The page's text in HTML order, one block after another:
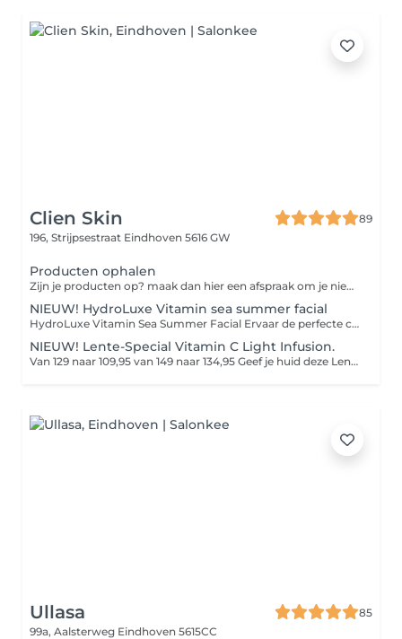
Clien Skin
89
196, Strijpsestraat Eindhoven 5616 GW
Producten ophalen
Zijn je producten op? maak dan hier een afspraak om je nieuwe producten weer op te komen halen.
NIEUW! HydroLuxe Vitamin sea summer facial
HydroLuxe Vitamin Sea Summer Facial Ervaar de perfecte combinatie van luxe, ontspanning en huidverbetering. De HydroLuxe Vitamin Sea Summer Facial is speciaal ontwikkeld om je huid tijdens de zomer intens te hydrateren, te beschermen en een prachtige, gezonde glow te geven. Met krachtige vitamine C, zuurstof, antioxidanten en verkoelende cryoglobes wordt de huid gevoed, gekalmeerd en gestimuleerd om collageen aan te maken. De behandeling laat je huid direct frisser, egaler en zichtbaar stralender achter. Na de behandeling geniet je van: Een frisse, gezonde glow Intense hydratatie Kalmering en herstel van de huid Bescherming tegen zomerse invloeden Een ontspannen én zichtbaar stralende huid
NIEUW! Lente-Special Vitamin C Light Infusion.
Van 129 naar 109,95 van 149 naar 134,95 Geef je huid deze Lente een stralende boost. Tijdens de Special HydroPeptide Vitamin C Light Infusion facial geniet je van diepe ontspanning, warme compressen, Cryotreatment en een zorgvuldig opgebouwde glow-behandeling met verhelderende enzymen, vitamine C en zuurstofwerkstoffen. Het collageenlicht van de Beauty Angel ELT laat je huid zichtbaar oplichten, voller ogen en direct glanzen met een gezonde zomerse Glow De behandeling wordt afgesloten met rijke verzorging, oogcrème, lipverzorging en een aangepaste dag- of nachtcrème. Perfect voor wie deze zomer wil stralen, comfort zoekt én intensieve huidverbetering wil combineren met pure ontspanning.
Ullasa
85
99a, Aalsterweg Eindhoven 5615CC